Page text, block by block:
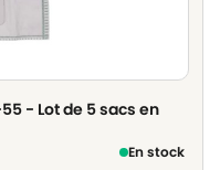
- Lot de 5 sacs en
En stock